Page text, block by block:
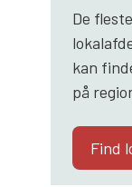
De
kan
på
Find